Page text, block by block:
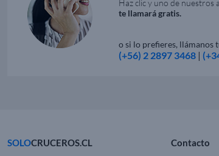
Haz clic y uno de nuestros
te llamará gratis.
o si lo prefieres, llámanos
(+56) 2 2897 3468 |
SOLOCRUCEROS.CL Contacto